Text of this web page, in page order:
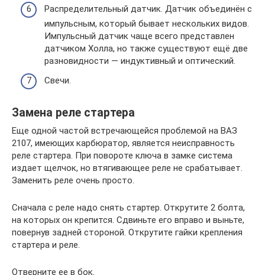
Распределительный датчик. Датчик объединён с
импульсным, который бывает нескольких видов.
Импульсный датчик чаще всего представлен
датчиком Холла, но также существуют ещё две
разновидности — индуктивный и оптический.
Свечи.
Замена реле стартера
Еще одной частой встречающейся проблемой на ВАЗ
2107, имеющих карбюратор, является неисправность
реле стартера. При повороте ключа в замке система
издает щелчок, но втягивающее реле не срабатывает.
Заменить реле очень просто.
Сначала с реле надо снять стартер. Открутите 2 болта,
на которых он крепится. Сдвиньте его вправо и выньте,
повернув задней стороной. Открутите гайки крепления
стартера и реле.
Отверните ее в бок.